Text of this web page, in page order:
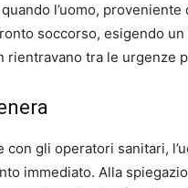
quando l’uomo,
soccorso, esigendo
rientravano tra le urgenze
gli operatori sanitari,
immediato. Alla